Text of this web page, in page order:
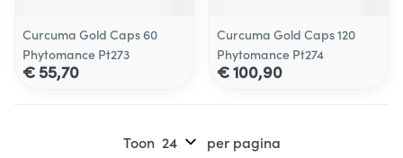
Curcuma Gold Caps 60
Phytomance Pt273
€ 55,70
Curcuma Gold Caps 120
Phytomance Pt274
€ 100,90
Toon per pagina